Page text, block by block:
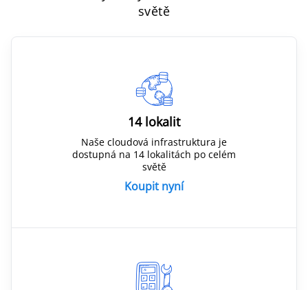
světě
14 lokalit
Naše cloudová infrastruktura je
dostupná na 14 lokalitách po celém
světě
Koupit nyní